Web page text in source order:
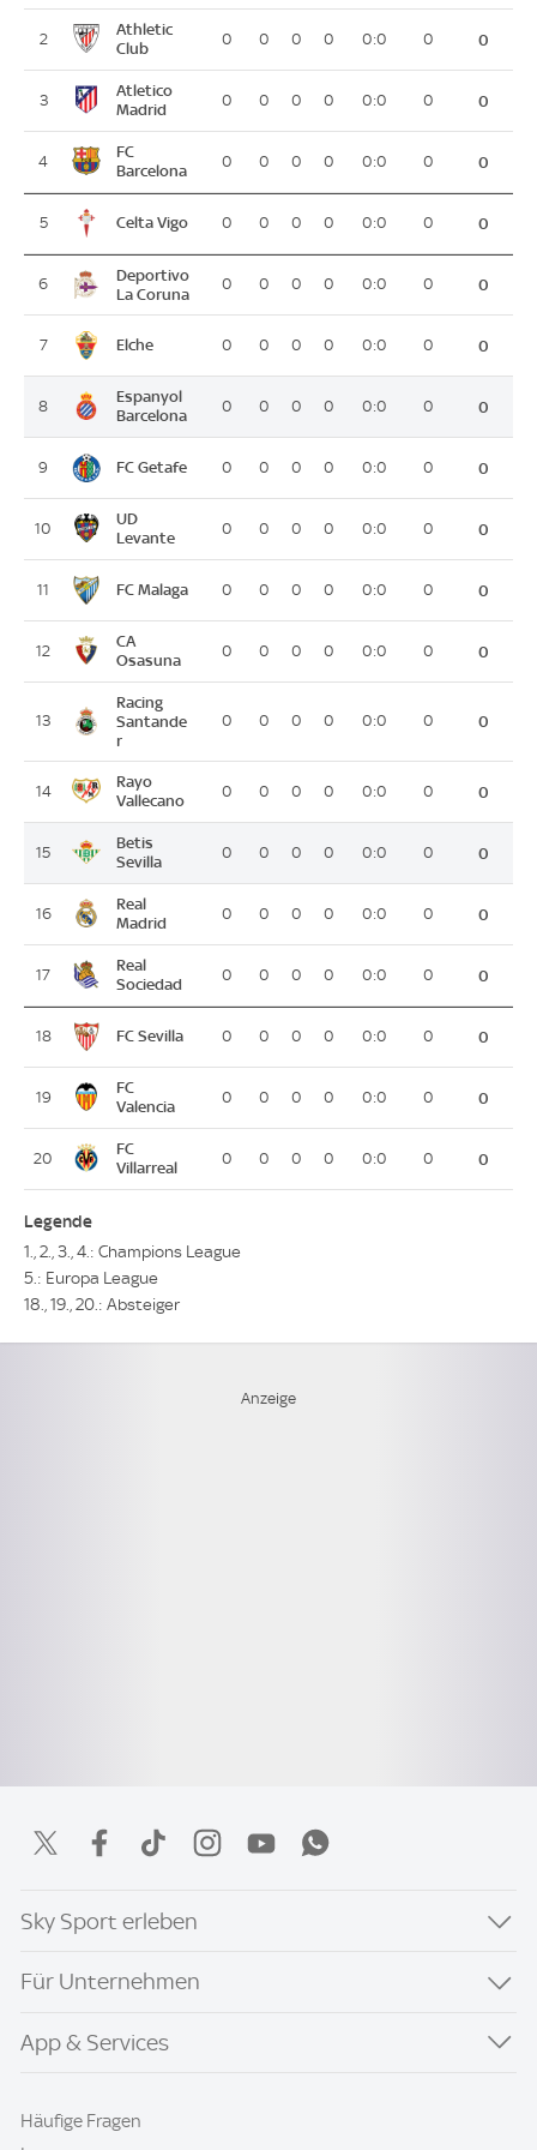
2
Athletic
Club
0 0 0 0 0:0 0 0
3
Atletico
Madrid
0 0 0 0 0:0 0 0
4
FC
Barcelona
0 0 0 0 0:0 0 0
5 Celta Vigo 0 0 0 0 0:0 0 0
6
Deportivo
La Coruna
0 0 0 0 0:0 0 0
7 Elche 0 0 0 0 0:0 0 0
8
Espanyol
Barcelona
0 0 0 0 0:0 0 0
9 FC Getafe 0 0 0 0 0:0 0 0
10
UD
Levante
0 0 0 0 0:0 0 0
11 FC Malaga 0 0 0 0 0:0 0 0
12
CA
Osasuna
0 0 0 0 0:0 0 0
13
Racing
Santande
r
0 0 0 0 0:0 0 0
14
Rayo
Vallecano
0 0 0 0 0:0 0 0
15
Betis
Sevilla
0 0 0 0 0:0 0 0
16
Real
Madrid
0 0 0 0 0:0 0 0
17
Real
Sociedad
0 0 0 0 0:0 0 0
18 FC Sevilla 0 0 0 0 0:0 0 0
19
FC
Valencia
0 0 0 0 0:0 0 0
20
FC
Villarreal
0 0 0 0 0:0 0 0
Legende
1., 2., 3., 4.: Champions League
5.: Europa League
18., 19., 20.: Absteiger
Sky Sport erleben
Für Unternehmen
App & Services
Häufige Fragen